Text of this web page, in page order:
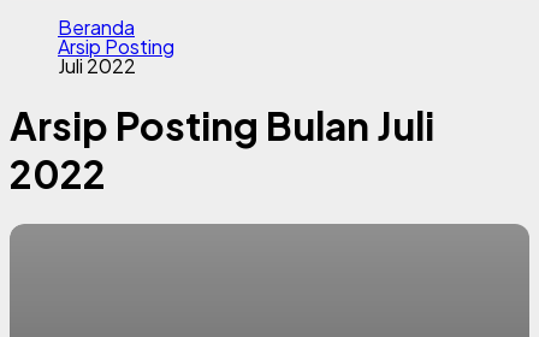
Beranda
Arsip Posting
Juli 2022
Arsip Posting Bulan Juli
2022